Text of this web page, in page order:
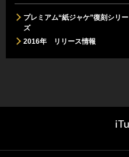
プレミアム“紙ジャケ”復刻シリー
ズ
2016年 リリース情報